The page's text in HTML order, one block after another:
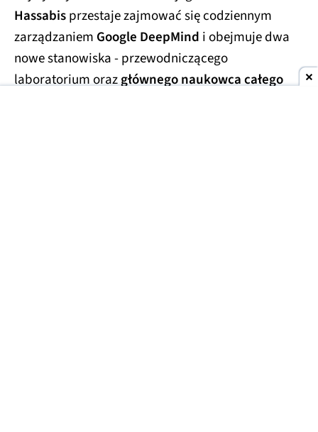
Hassabisprzestaje zajmować się codziennym
zarządzaniem Google DeepMind i obejmuje dwa
nowe stanowiska - przewodniczącego
laboratorium orazgłównego naukowca całego